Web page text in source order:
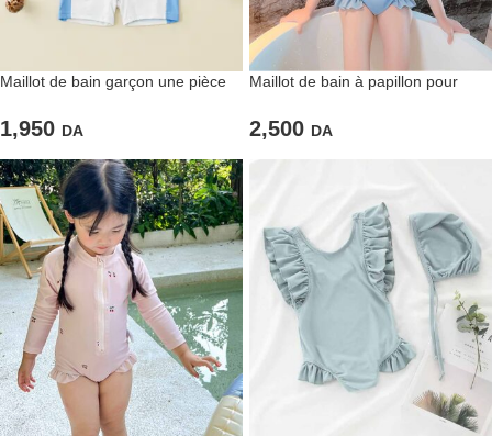
Maillot de bain garçon une pièce
1,950 DA
Maillot de bain à papillon pour
2,500 DA